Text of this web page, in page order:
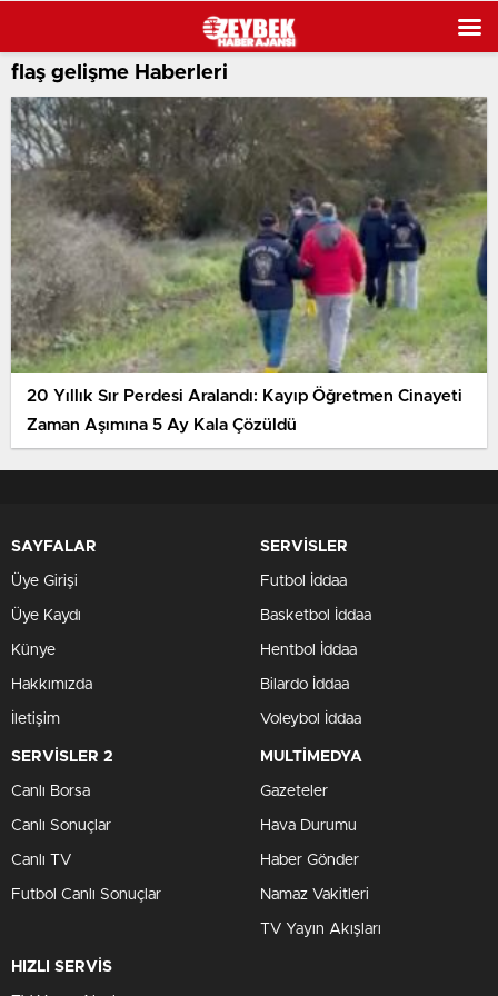
flaş gelişme Haberleri
20 Yıllık Sır Perdesi Aralandı: Kayıp Öğretmen Cinayeti
Zaman Aşımına 5 Ay Kala Çözüldü
SAYFALAR
Üye Girişi
Üye Kaydı
Künye
Hakkımızda
İletişim
SERVİSLER
Futbol İddaa
Basketbol İddaa
Hentbol İddaa
Bilardo İddaa
Voleybol İddaa
SERVİSLER 2
Canlı Borsa
Canlı Sonuçlar
Canlı TV
Futbol Canlı Sonuçlar
MULTİMEDYA
Gazeteler
Hava Durumu
Haber Gönder
Namaz Vakitleri
TV Yayın Akışları
HIZLI SERVİS